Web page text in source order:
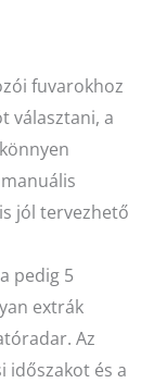
fuvarokhoz
választani, a
jól tervezhető
pedig 5
extrák
Az
időszakot és a